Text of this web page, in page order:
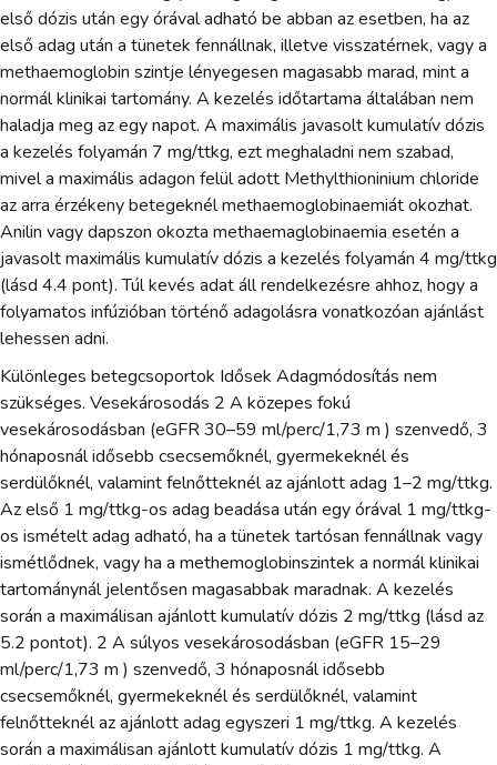
első dózis után egy órával adható be abban az esetben, ha az
első adag után a tünetek fennállnak, illetve visszatérnek, vagy a
methaemoglobin szintje lényegesen magasabb marad, mint a
normál klinikai tartomány. A kezelés időtartama általában nem
haladja meg az egy napot. A maximális javasolt kumulatív dózis
a kezelés folyamán 7 mg/ttkg, ezt meghaladni nem szabad,
mivel a maximális adagon felül adott Methylthioninium chloride
az arra érzékeny betegeknél methaemoglobinaemiát okozhat.
Anilin vagy dapszon okozta methaemaglobinaemia esetén a
javasolt maximális kumulatív dózis a kezelés folyamán 4 mg/ttkg
(lásd 4.4 pont). Túl kevés adat áll rendelkezésre ahhoz, hogy a
folyamatos infúzióban történő adagolásra vonatkozóan ajánlást
lehessen adni.
Különleges betegcsoportok Idősek Adagmódosítás nem
szükséges. Vesekárosodás 2 A közepes fokú
vesekárosodásban (eGFR 30–59 ml/perc/1,73 m ) szenvedő, 3
hónaposnál idősebb csecsemőknél, gyermekeknél és
serdülőknél, valamint felnőtteknél az ajánlott adag 1–2 mg/ttkg.
Az első 1 mg/ttkg-os adag beadása után egy órával 1 mg/ttkg-
os ismételt adag adható, ha a tünetek tartósan fennállnak vagy
ismétlődnek, vagy ha a methemoglobinszintek a normál klinikai
tartománynál jelentősen magasabbak maradnak. A kezelés
során a maximálisan ajánlott kumulatív dózis 2 mg/ttkg (lásd az
5.2 pontot). 2 A súlyos vesekárosodásban (eGFR 15–29
ml/perc/1,73 m ) szenvedő, 3 hónaposnál idősebb
csecsemőknél, gyermekeknél és serdülőknél, valamint
felnőtteknél az ajánlott adag egyszeri 1 mg/ttkg. A kezelés
során a maximálisan ajánlott kumulatív dózis 1 mg/ttkg. A